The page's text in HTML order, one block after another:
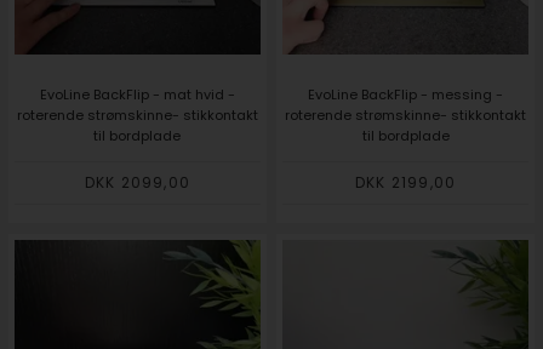
EvoLine BackFlip - mat hvid -
roterende strømskinne- stikkontakt
til bordplade
DKK 2099,00
EvoLine BackFlip - messing -
roterende strømskinne- stikkontakt
til bordplade
DKK 2199,00